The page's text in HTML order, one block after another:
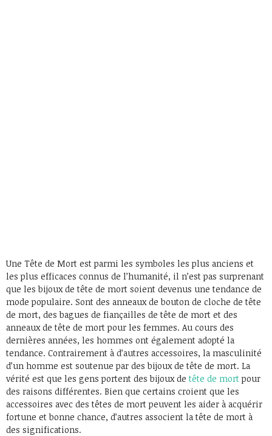
Une Tête de Mort est parmi les symboles les plus anciens et
les plus efficaces connus de l’humanité, il n’est pas surprenant
que les bijoux de tête de mort soient devenus une tendance de
mode populaire. Sont des anneaux de bouton de cloche de tête
de mort, des bagues de fiançailles de tête de mort et des
anneaux de tête de mort pour les femmes. Au cours des
dernières années, les hommes ont également adopté la
tendance. Contrairement à d’autres accessoires, la masculinité
d’un homme est soutenue par des bijoux de tête de mort. La
vérité est que les gens portent des bijoux detête de mort pour
des raisons différentes. Bien que certains croient que les
accessoires avec des têtes de mort peuvent les aider à acquérir
fortune et bonne chance, d’autres associent la tête de mort à
des significations.